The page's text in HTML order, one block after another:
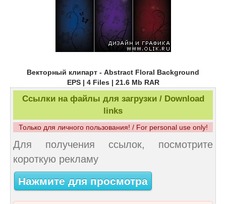
Векторный клипарт - Abstract Floral Background
EPS | 4 Files | 21.6 Mb RAR
Ссылки на файлы для загрузки / Download
links
Только для личного пользования! / For personal use only!
Для получения ссылок, посмотрите
короткую рекламу
Нажмите для просмотра